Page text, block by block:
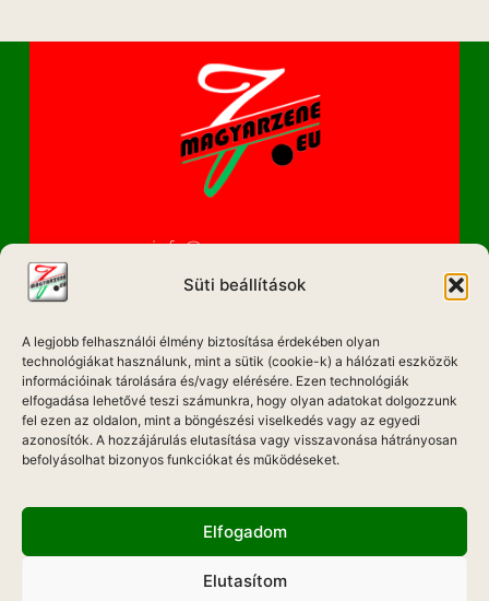
Süti beállítások
A legjobb felhasználói élmény biztosítása érdekében olyan
technológiákat használunk, mint a sütik (cookie-k) a hálózati eszközök
információinak tárolására és/vagy elérésére. Ezen technológiák
elfogadása lehetővé teszi számunkra, hogy olyan adatokat dolgozzunk
fel ezen az oldalon, mint a böngészési viselkedés vagy az egyedi
azonosítók. A hozzájárulás elutasítása vagy visszavonása hátrányosan
befolyásolhat bizonyos funkciókat és működéseket.
Elfogadom
Elutasítom
info@magyarzene.eu
IMPRESSZUM
ETIKAI KÓDEX
MÉDIA AJÁNLAT
ADATKEZELÉSI NYILATKOZAT
Hadd Szóljon!